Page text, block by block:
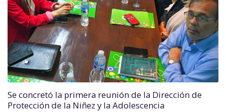
Se concretó la primera reunión de la Dirección de
Protección de la Niñez y la Adolescencia